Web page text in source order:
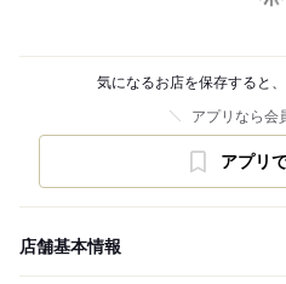
気になるお店を保存すると
アプリなら会
アプリ
店舗基本情報